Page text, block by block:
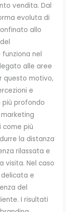
vendita. Dal
evoluta di
allo
nel
alle aree
questo motivo,
e
più profondo
più
la distanza
rilassata e
visita. Nel caso
delicata e
del
I risultati